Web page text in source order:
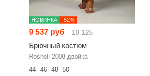
НОВИНКА -52%
9 537 руб 18 125
Брючный костюм
Rosheli 2008 двойка
44 46 48 50